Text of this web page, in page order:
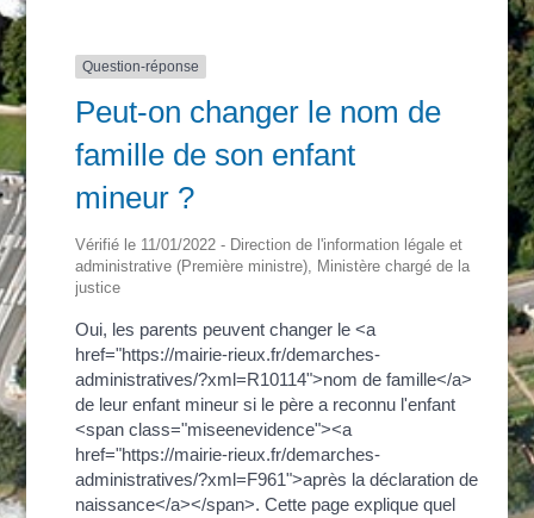
Question-réponse
Peut-on changer le nom de
famille de son enfant
mineur ?
Vérifié le 11/01/2022 - Direction de l'information légale et
administrative (Première ministre), Ministère chargé de la
justice
Oui, les parents peuvent changer le <a
href="https://mairie-rieux.fr/demarches-
administratives/?xml=R10114">nom de famille</a>
de leur enfant mineur si le père a reconnu l'enfant
<span class="miseenevidence"><a
href="https://mairie-rieux.fr/demarches-
administratives/?xml=F961">après la déclaration de
naissance</a></span>. Cette page explique quel